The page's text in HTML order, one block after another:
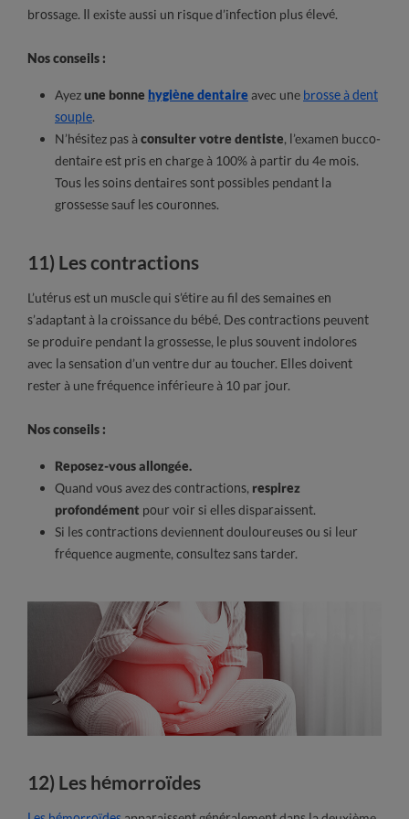
brossage. Il existe aussi un risque d’infection plus élevé.
Nos conseils :
Ayezune bonne hygiène dentaire avec une brosse à dent
souple.
N’hésitez pas à consulter votre dentiste, l’examen bucco-
dentaire est pris en charge à 100% à partir du 4e mois.
Tous les soins dentaires sont possibles pendant la
grossesse sauf les couronnes.
11) Les contractions
L’utérus est un muscle qui s’étire au fil des semaines en
s’adaptant à la croissance du bébé. Des contractions peuvent
se produire pendant la grossesse, le plus souvent indolores
avec la sensation d’un ventre dur au toucher. Elles doivent
rester à une fréquence inférieure à 10 par jour.
Nos conseils :
Reposez-vous allongée.
Quand vous avez des contractions, respirez
profondément pour voir si elles disparaissent.
Si les contractions deviennent douloureuses ou si leur
fréquence augmente, consultez sans tarder.
12) Les hémorroïdes